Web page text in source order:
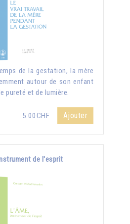
de la gestation, la mère
autour de son enfant
pureté et de lumière.
5.00CHF Ajouter
de l'esprit